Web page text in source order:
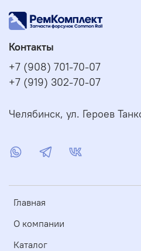
Главная
О компании
Каталог
Контакты
+7 (908) 701-70-07
+7 (919) 302-70-07
Челябинск, ул. Героев